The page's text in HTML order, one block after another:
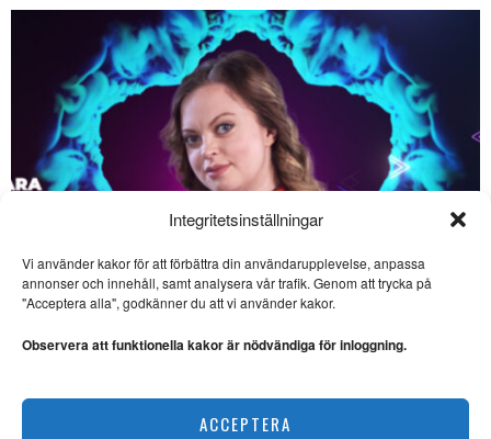
Integritetsinställningar
Vi använder kakor för att förbättra din användarupplevelse, anpassa
annonser och innehåll, samt analysera vår trafik. Genom att trycka på
"Acceptera alla", godkänner du att vi använder kakor.
Observera att funktionella kakor är nödvändiga för inloggning.
ACCEPTERA
Saara Hermansson vill lyfta fram samisk kultur
SE ÄVEN
galant om maktstrukturer